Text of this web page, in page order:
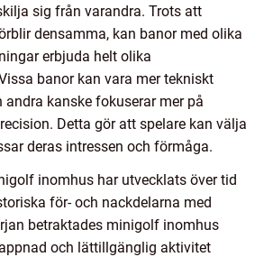
sig från varandra. Trots att
densamma, kan banor med olika
erbjuda helt olika
banor kan vara mer tekniskt
andra kanske fokuserar mer på
Detta gör att spelare kan välja
deras intressen och förmåga.
inomhus har utvecklats över tid
för- och nackdelarna med
betraktades minigolf inomhus
och lättillgänglig aktivitet